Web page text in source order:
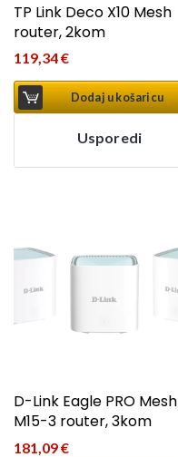
TP Link Deco X10 Mesh
router, 2kom
119,34€
Dodaj u košaricu
Usporedi
D-Link Eagle PRO Mesh
M15-3 router, 3kom
181,09€